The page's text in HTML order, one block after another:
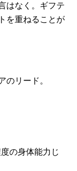
はなく。ギフテ
を重ねることが
のリード。
の身体能力じ